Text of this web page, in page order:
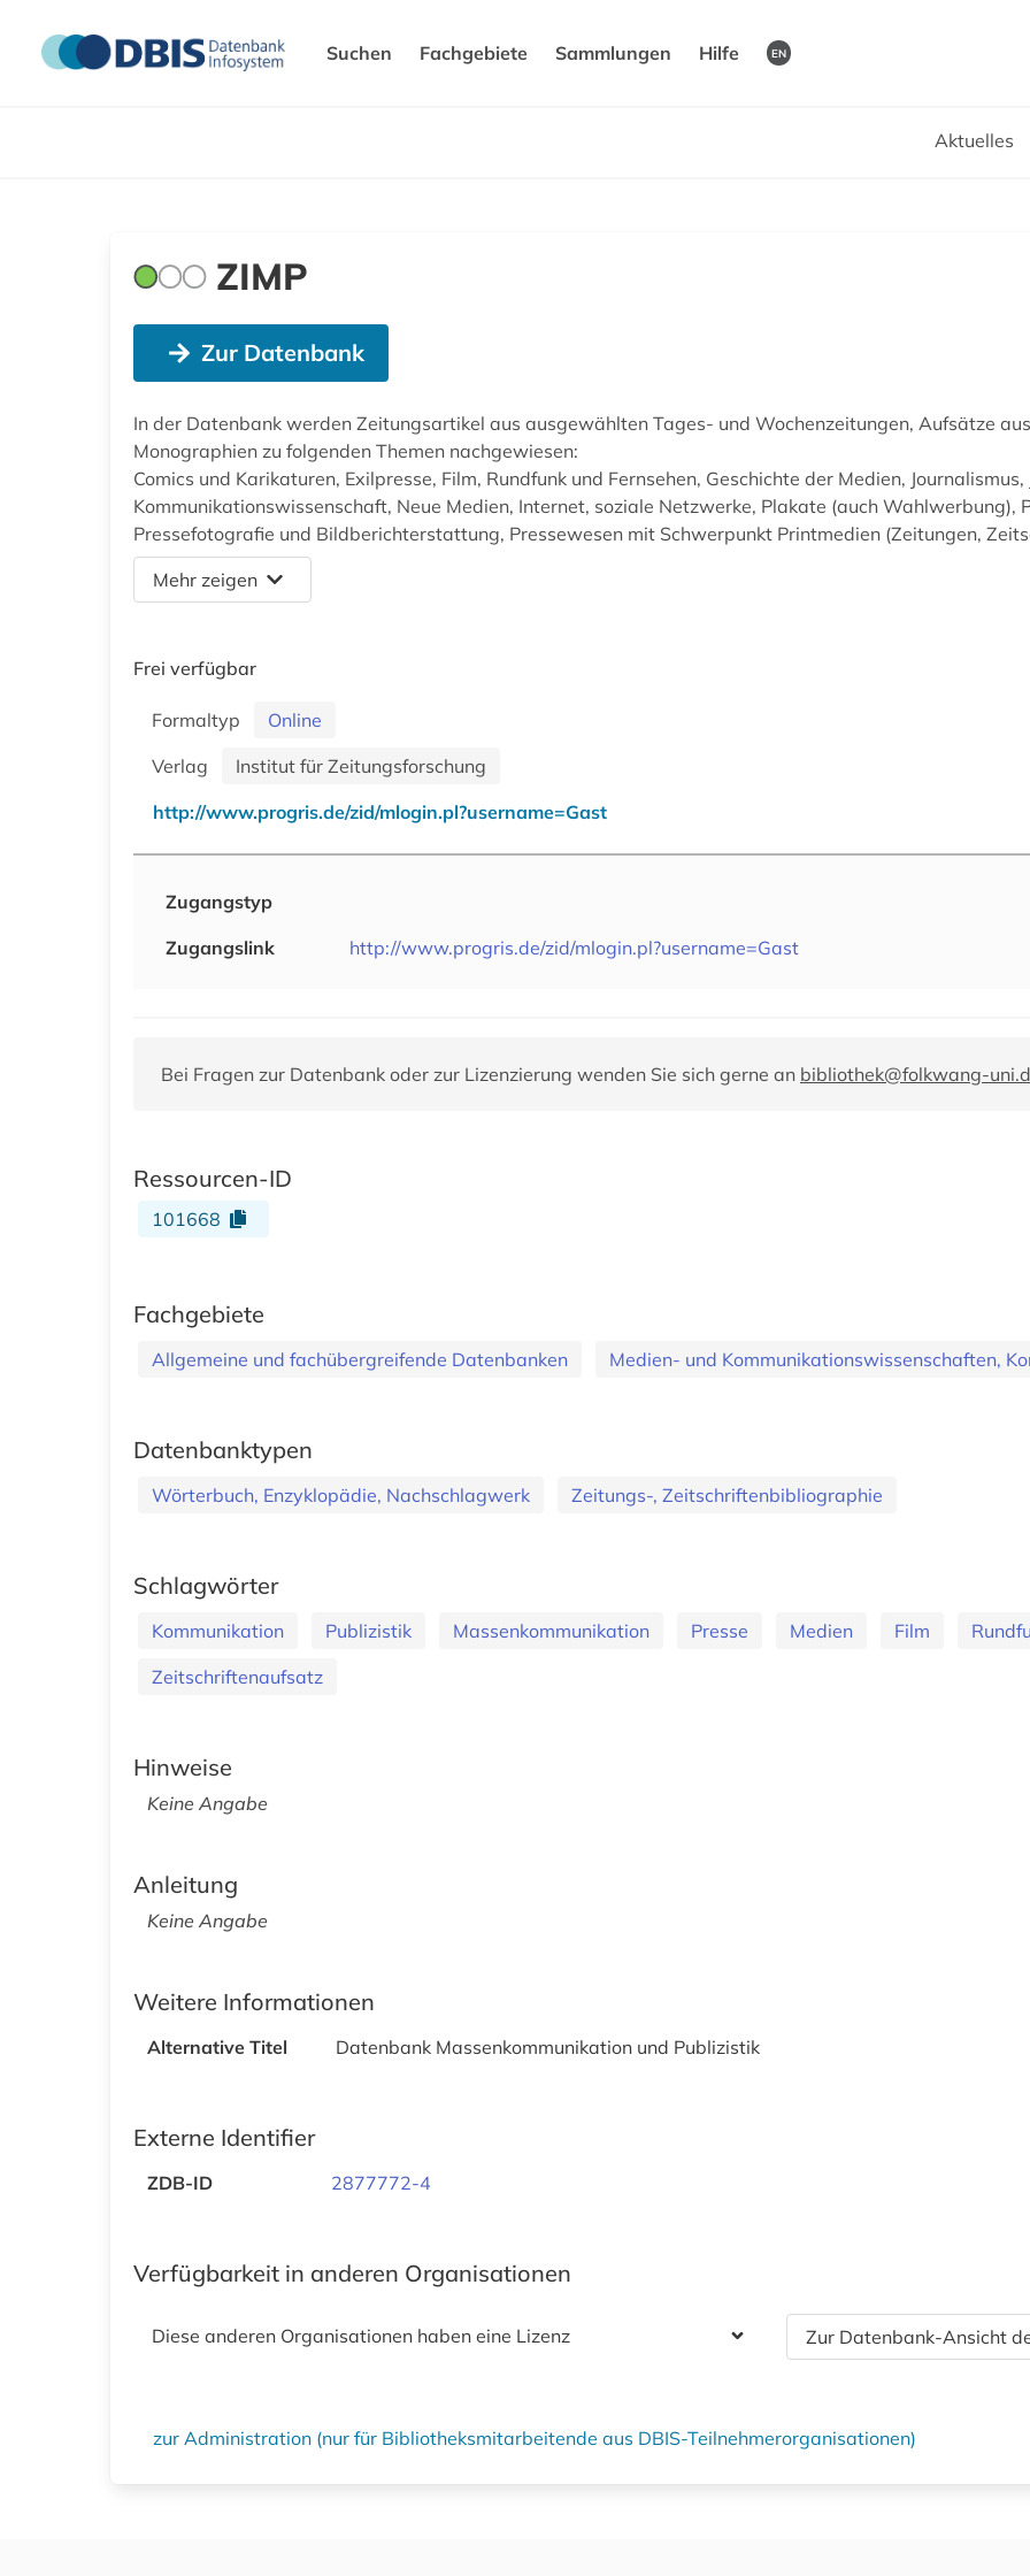
Suchen Fachgebiete Sammlungen Hilfe EN
Aktuelles
ZIMP
Zur Datenbank
In der Datenbank werden Zeitungsartikel aus ausgewählten Tages- und Wochenzeitungen, Aufsätze
Monographien zu folgenden Themen nachgewiesen:
Comics und Karikaturen, Exilpresse, Film, Rundfunk und Fernsehen, Geschichte der Medien,
Kommunikationswissenschaft, Neue Medien, Internet, soziale Netzwerke, Plakate (auch Wahlwerbung),
Pressefotografie und Bildberichterstattung, Pressewesen mit Schwerpunkt Printmedien (Zeitungen,
Mehr zeigen
Frei verfügbar
Formaltyp
Online
Verlag
Institut für Zeitungsforschung
http://www.progris.de/zid/mlogin.pl?username=Gast
Zugangstyp
Zugangslink
http://www.progris.de/zid/mlogin.pl?username=Gast
Bei Fragen zur Datenbank oder zur Lizenzierung wenden Sie sich gerne an bibliothek@folkwang-
Ressourcen-ID
101668
Fachgebiete
Allgemeine und fachübergreifende Datenbanken Medien- und Kommunikationswissenschaften,
Datenbanktypen
Wörterbuch, Enzyklopädie, Nachschlagwerk Zeitungs-, Zeitschriftenbibliographie
Schlagwörter
Kommunikation Publizistik Massenkommunikation Presse Medien Film
Zeitschriftenaufsatz
Hinweise
Keine Angabe
Anleitung
Keine Angabe
Weitere Informationen
Alternative Titel Datenbank Massenkommunikation und Publizistik
Externe Identifier
ZDB-ID 2877772-4
Verfügbarkeit in anderen Organisationen
Diese anderen Organisationen haben eine Lizenz Zur Datenbank-Ansicht
zur Administration (nur für Bibliotheksmitarbeitende aus DBIS-Teilnehmerorganisationen)